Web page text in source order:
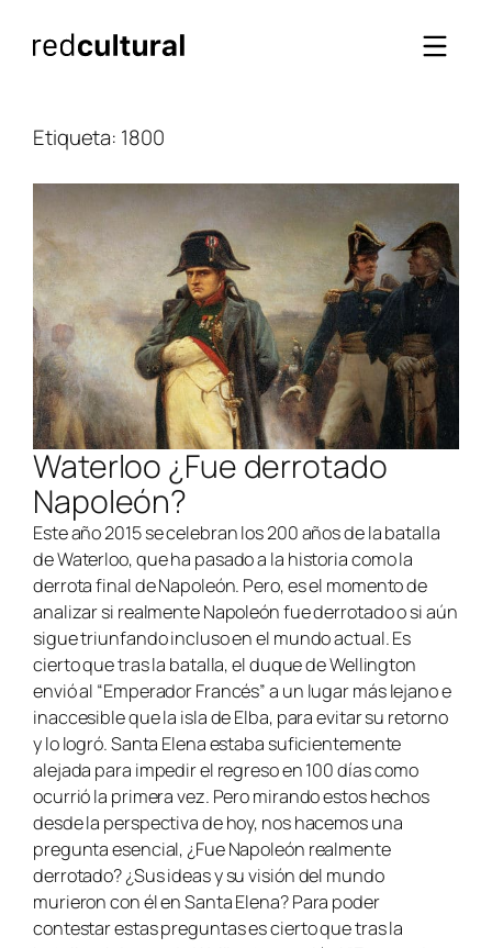
Etiqueta: 1800
Waterloo ¿Fue derrotado
Napoleón?
Este año 2015 se celebran los 200 años de la batalla
de Waterloo, que ha pasado a la historia como la
derrota final de Napoleón. Pero, es el momento de
analizar si realmente Napoleón fue derrotado o si aún
sigue triunfando incluso en el mundo actual. Es
cierto que tras la batalla, el duque de Wellington
envió al “Emperador Francés” a un lugar más lejano e
inaccesible que la isla de Elba, para evitar su retorno
y lo logró. Santa Elena estaba suficientemente
alejada para impedir el regreso en 100 días como
ocurrió la primera vez. Pero mirando estos hechos
desde la perspectiva de hoy, nos hacemos una
pregunta esencial, ¿Fue Napoleón realmente
derrotado? ¿Sus ideas y su visión del mundo
murieron con él en Santa Elena? Para poder
contestar estas preguntas es cierto que tras la